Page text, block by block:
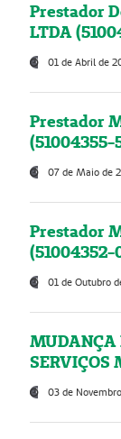
Prestador
LTDA
01 de Abril de
Prestador
(51004355-
07 de Maio de
Prestador
(51004352-
01 de Outubro
MUDANÇA
SERVIÇOS
03 de